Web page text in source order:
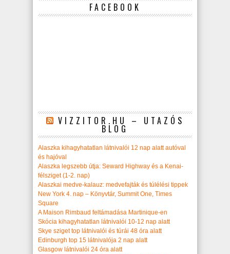
FACEBOOK
VIZZITOR.HU – UTAZÓS
BLOG
Alaszka kihagyhatatlan látnivalói 12 nap alatt autóval
és hajóval
Alaszka legszebb útja: Seward Highway és a Kenai-
félsziget (1-2. nap)
Alaszkai medve-kalauz: medvefajták és túlélési tippek
New York 4. nap – Könyvtár, Summit One, Times
Square
A Maison Rimbaud feltámadása Martinique-en
Skócia kihagyhatatlan látnivalói 10-12 nap alatt
Skye sziget top látnivalói és túrái 48 óra alatt
Edinburgh top 15 látnivalója 2 nap alatt
Glasgow látnivalói 24 óra alatt